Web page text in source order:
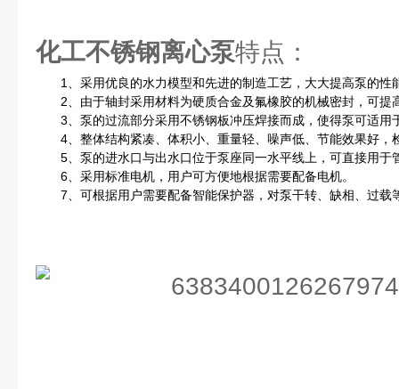
化工不锈钢离心泵特点：
1、采用优良的水力模型和先进的制造工艺，大大提高泵的性
2、由于轴封采用材料为硬质合金及氟橡胶的机械密封，可提
3、泵的过流部分采用不锈钢板冲压焊接而成，使得泵可适用
4、整体结构紧凑、体积小、重量轻、噪声低、节能效果好，
5、泵的进水口与出水口位于泵座同一水平线上，可直接用于
6、采用标准电机，用户可方便地根据需要配备电机。
7、可根据用户需要配备智能保护器，对泵干转、缺相、过载